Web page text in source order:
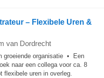
– Flexibele Uren &
van Dordrecht
groeiende organisatie • Een
naar een collega voor ca. 8
flexibele uren in overleg.